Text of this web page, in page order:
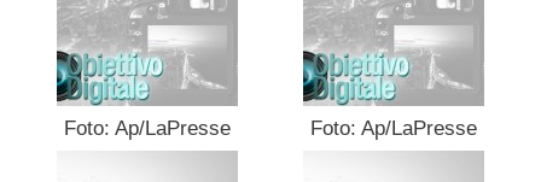
Foto: Ap/LaPresse Foto: Ap/LaPresse